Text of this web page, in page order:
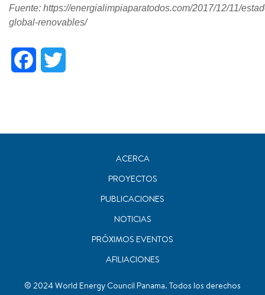
Fuente: https://energialimpiaparatodos.com/2017/12/11/
global-renovables/
Facebook
ACERCA
PROYECTOS
PUBLICACIONES
NOTICIAS
PRÓXIMOS EVENTOS
AFILIACIONES
© 2024 World Energy Council Panama. Todos los derechos